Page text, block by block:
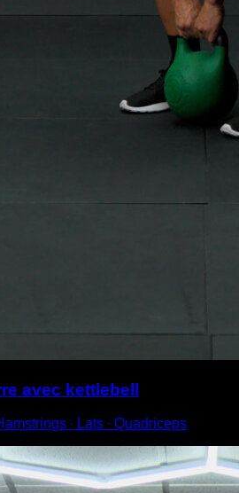
avec kettlebell
∙ Lats ∙ Quadriceps